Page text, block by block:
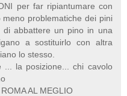
per far ripiantumare con
problematiche dei pini
abbattere un pino in una
a sostituirlo con altra
lo stesso.
la posizione... chi cavolo
AL MEGLIO